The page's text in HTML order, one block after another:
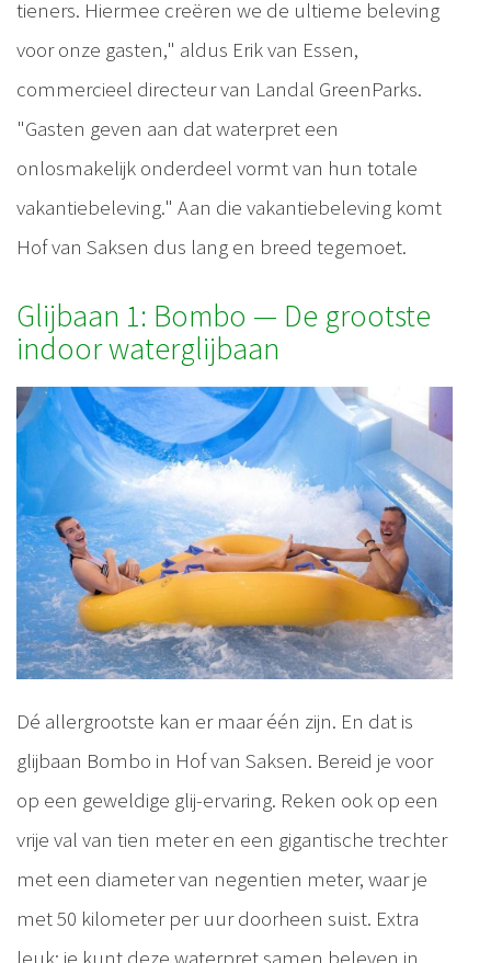
tieners. Hiermee creëren we de ultieme beleving
voor onze gasten," aldus Erik van Essen,
commercieel directeur van Landal GreenParks.
"Gasten geven aan dat waterpret een
onlosmakelijk onderdeel vormt van hun totale
vakantiebeleving." Aan die vakantiebeleving komt
Hof van Saksen dus lang en breed tegemoet.
Glijbaan 1: Bombo — De grootste
indoor waterglijbaan
Dé allergrootste kan er maar één zijn. En dat is
glijbaan Bombo in Hof van Saksen. Bereid je voor
op een geweldige glij-ervaring. Reken ook op een
vrije val van tien meter en een gigantische trechter
met een diameter van negentien meter, waar je
met 50 kilometer per uur doorheen suist. Extra
leuk: je kunt deze waterpret samen beleven in